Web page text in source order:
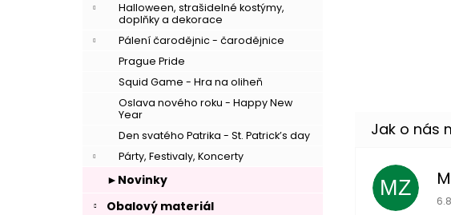
Halloween, strašidelné kostýmy,
doplňky a dekorace
Pálení čarodějnic - čarodějnice
Prague Pride
Squid Game - Hra na oliheň
Oslava nového roku - Happy New
Year
Den svatého Patrika - St. Patrick’s day
Párty, Festivaly, Koncerty
►Novinky
Obalový materiál
MZ